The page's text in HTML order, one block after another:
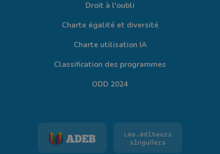
Droit à l'oubli
Charte égalité et diversité
Charte utilisation IA
Classification des programmes
ODD 2024